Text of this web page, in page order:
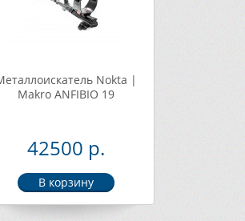
Nokta |
Makro ANFIBIO 19
42500 р.